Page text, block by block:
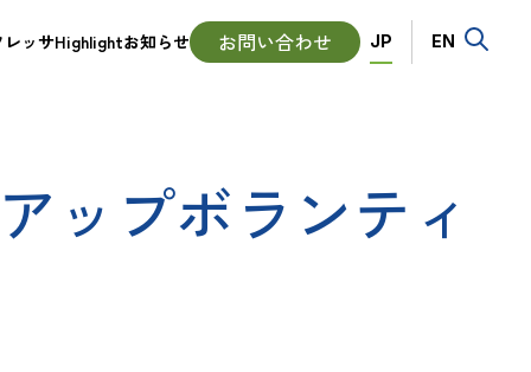
レッサHighlightお知らせ お問い合わせ Language
JP EN
ップボランティ